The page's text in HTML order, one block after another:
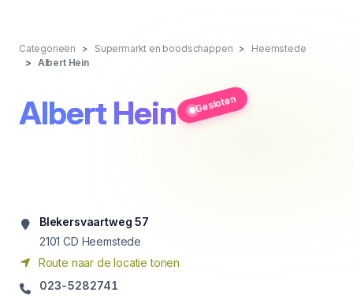
Categorieën Supermarkt en boodschappen
Heemstede
Albert Hein
Albert Hein Gesloten
Blekersvaartweg 57
2101 CD Heemstede
Route naar de locatie tonen
023-5282741